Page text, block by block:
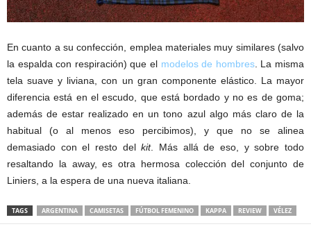
En cuanto a su confección, emplea materiales muy similares (salvo
la espalda con respiración) que el modelos de hombres. La misma
tela suave y liviana, con un gran componente elástico. La mayor
diferencia está en el escudo, que está bordado y no es de goma;
además de estar realizado en un tono azul algo más claro de la
habitual (o al menos eso percibimos), y que no se alinea
demasiado con el resto delkit. Más allá de eso, y sobre todo
resaltando la away, es otra hermosa colección del conjunto de
Liniers, a la espera de una nueva italiana.
TAGS ARGENTINA CAMISETAS FÚTBOL FEMENINO KAPPA REVIEW VÉLEZ